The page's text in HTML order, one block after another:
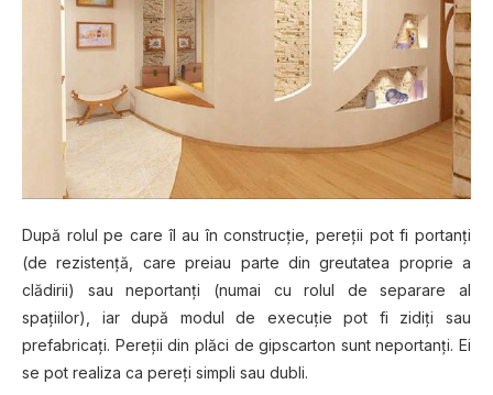
După rolul pe care îl au în construcţie, pereţii pot fi portanţi
(de rezistenţă, care preiau parte din greutatea proprie a
clădirii) sau neportanţi (numai cu rolul de separare al
spaţiilor), iar după modul de execuţie pot fi zidiţi sau
prefabricaţi. Pereţii din plăci de gipscarton sunt neportanţi. Ei
se pot realiza ca pereţi simpli sau dubli.